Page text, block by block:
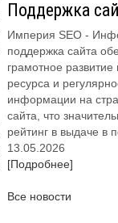
Поддержка
Империя SEO -
поддержка сайта
грамотное
ресурса и
информации на
сайта, что
рейтинг в выдаче в
13.05.2026
[Подробнее]
Все новости